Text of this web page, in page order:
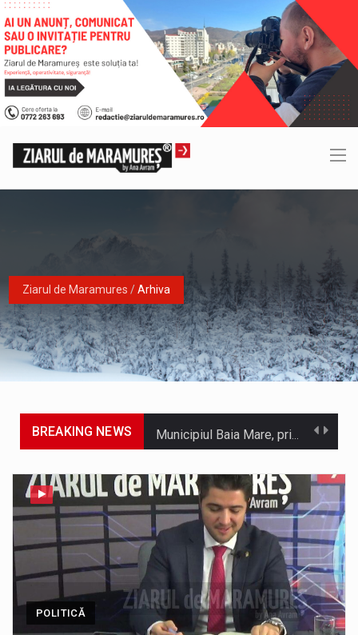
Ziarul de Maramures /Arhiva
BREAKING NEWS Municipiul Baia Mare, prin Serviciul Public Comunitar Local de Evidență a Persoanelor - Serviciul Evidența Persoanelor, îi informează pe cetățenii…
În acest sfârșit de săptămână, jandarmii maramureșeni vor fi prezenți la manifestările cultural-artistice și sportive care vor avea loc pe…
Directorul OCPI Maramures, Daniela-Onița Ivascu, a venit cu un răspuns pentru cei care s-au intrebat în aceste zile: Dacă aplicațiile…
Testarea independentă a sistemului e-Terra, realizată de STS, DNSC și Cyberint, a mai parcurs o rundă de evaluare. Un număr…
Vremea va fi caniculară. Disconfortul termic va fi accentuat, iar indicele temperatură-umezeală (ITU) va depăși pragul critic de 80 de…
POLITICĂ